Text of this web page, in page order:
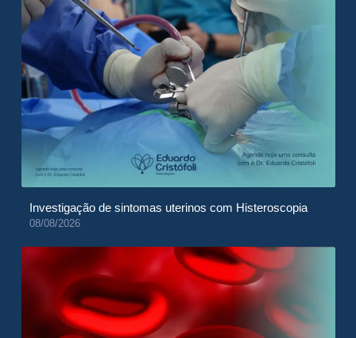
Investigação de sintomas uterinos com Histeroscopia
08/08/2026